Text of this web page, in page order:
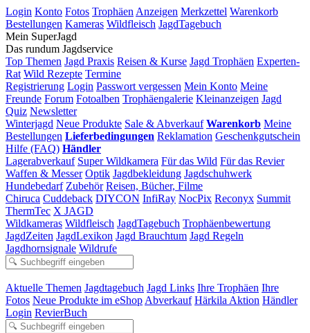
Login Konto Fotos Trophäen Anzeigen Merkzettel Warenkorb
Bestellungen Kameras Wildfleisch JagdTagebuch
Mein SuperJagd
Das rundum Jagdservice
Top Themen Jagd Praxis Reisen & Kurse Jagd Trophäen Experten-
Rat Wild Rezepte Termine
Registrierung Login Passwort vergessen Mein Konto Meine
Freunde Forum Fotoalben Trophäengalerie Kleinanzeigen Jagd
Quiz Newsletter
Winterjagd Neue Produkte Sale & Abverkauf Warenkorb Meine
Bestellungen Lieferbedingungen Reklamation Geschenkgutschein
Hilfe (FAQ) Händler
Lagerabverkauf Super Wildkamera Für das Wild Für das Revier
Waffen & Messer Optik Jagdbekleidung Jagdschuhwerk
Hundebedarf Zubehör Reisen, Bücher, Filme
Chiruca Cuddeback DIYCON InfiRay NocPix Reconyx Summit
ThermTec X JAGD
Wildkameras Wildfleisch JagdTagebuch Trophäenbewertung
JagdZeiten JagdLexikon Jagd Brauchtum Jagd Regeln
Jagdhornsignale Wildrufe
Aktuelle Themen Jagdtagebuch Jagd Links Ihre Trophäen Ihre
Fotos Neue Produkte im eShop Abverkauf Härkila Aktion Händler
Login RevierBuch